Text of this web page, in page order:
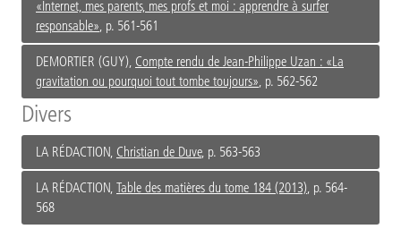
«Internet, mes parents, mes profs et moi : apprendre à surfer
responsable», p. 561-561
DEMORTIER (GUY), Compte rendu de Jean-Philippe Uzan : «La
gravitation ou pourquoi tout tombe toujours», p. 562-562
Divers
LA RÉDACTION, Christian de Duve, p. 563-563
LA RÉDACTION, Table des matières du tome 184 (2013), p. 564-
568